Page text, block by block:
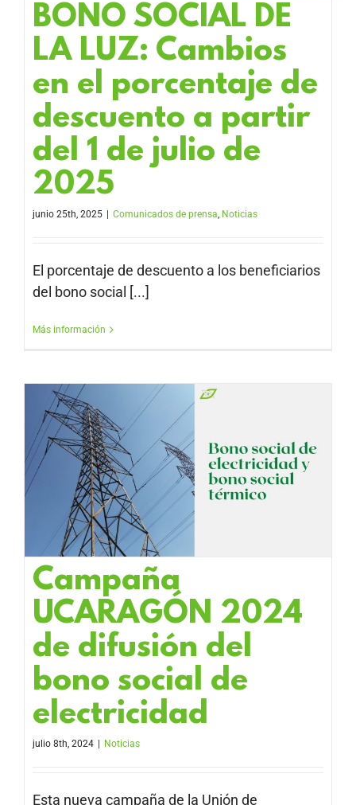
BONO SOCIAL DE
LA LUZ: Cambios
en el porcentaje de
descuento a partir
del 1 de julio de
2025
junio 25th, 2025 Comunicados de prensa, Noticias
El porcentaje de descuento a los beneficiarios
del bono social [...]
Más información
Campaña
UCARAGÓN 2024
de difusión del
bono social de
electricidad
julio 8th, 2024 Noticias
Esta nueva campaña de la Unión de